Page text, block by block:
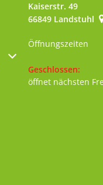
auszublenden
Kaiserstr. 49
66849 Landstuhl
Öffnungszeiten
Klicken, um
Geschlossen:
öffnet nächsten